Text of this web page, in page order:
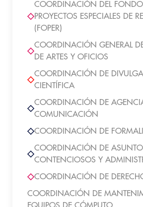
COORDINACIÓN DEL
PROYECTOS ESPECIALES DE
(FOPER)
COORDINACIÓN GENERAL
DE ARTES Y OFICIOS
COORDINACIÓN DE
CIENTÍFICA
COORDINACIÓN DE
COMUNICACIÓN
COORDINACIÓN DE
COORDINACIÓN DE
CONTENCIOSOS Y
COORDINACIÓN DE
COORDINACIÓN DE